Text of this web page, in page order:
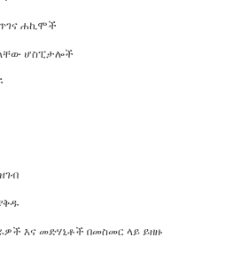
ሐኪሞች
ሆስፒታሎች
እና መድሃኒቶች በመስመር ላይ ይዘዙ